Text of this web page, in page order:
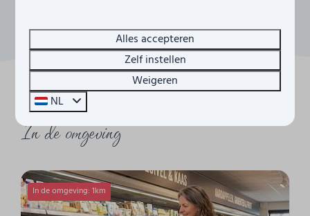
In de omgeving
In de omgeving: 1km
Alles accepteren
Zelf instellen
Weigeren
NL